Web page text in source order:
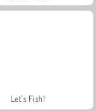
Let's Fish!